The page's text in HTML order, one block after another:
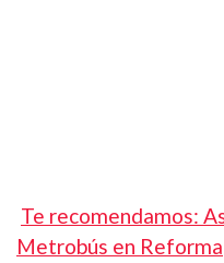
Te recomendamos:
Metrobús en Reforma